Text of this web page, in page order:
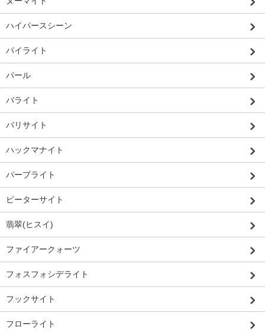
ハイパースシーン
パイライト
パール
バライト
バリサイト
ハックマナイト
パープライト
ピーターサイト
翡翠(ヒスイ)
ファイアークォーツ
フォスフォシデライト
フックサイト
フローライト